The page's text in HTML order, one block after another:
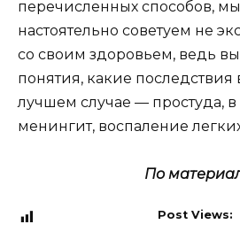
перечисленных способов,
настоятельно советуем не
со своим здоровьем, ведь
понятия, какие последствия
лучшем случае — простуда,
менингит, воспаление
По
Post Views: